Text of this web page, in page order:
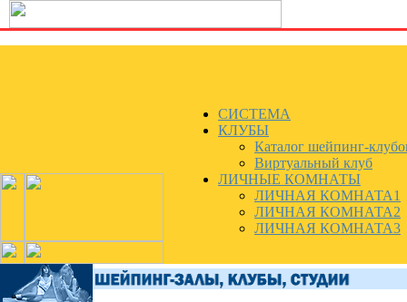
СИСТЕМА
КЛУБЫ
Каталог шейпинг-
Виртуальный клуб
ЛИЧНЫЕ КОМНАТЫ
ЛИЧНАЯ КОМНАТА1
ЛИЧНАЯ КОМНАТА2
ЛИЧНАЯ КОМНАТА3